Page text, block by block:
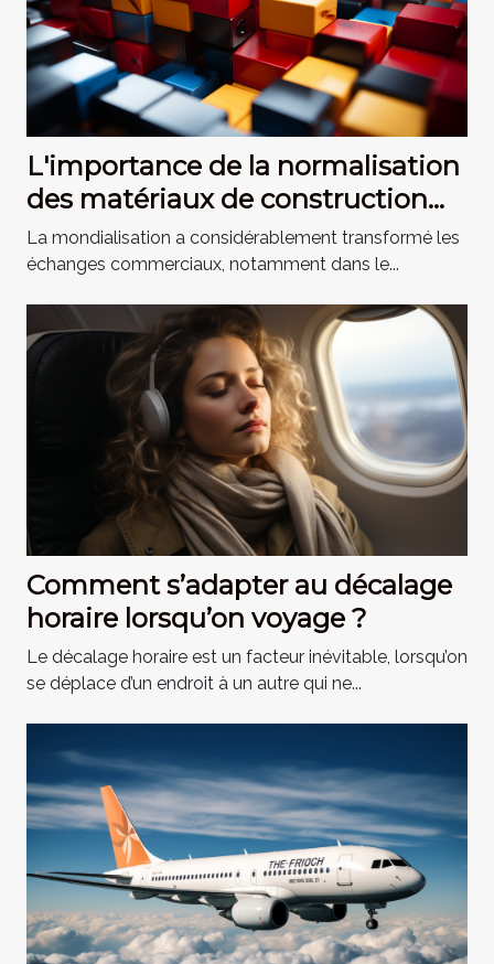
L'importance de la normalisation
des matériaux de construction
dans le commerce international
La mondialisation a considérablement transformé les
échanges commerciaux, notamment dans le...
Comment s’adapter au décalage
horaire lorsqu’on voyage ?
Le décalage horaire est un facteur inévitable, lorsqu’on
se déplace d’un endroit à un autre qui ne...